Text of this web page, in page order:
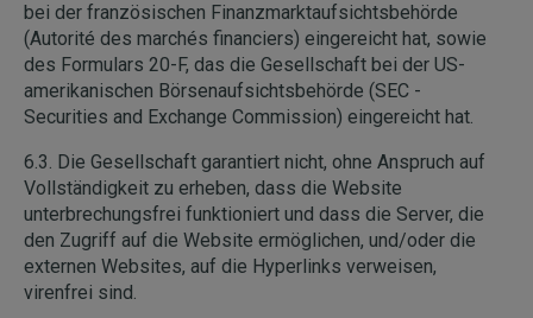
bei der französischen Finanzmarktaufsichtsbehörde
(Autorité des marchés financiers) eingereicht hat, sowie
des Formulars 20-F, das die Gesellschaft bei der US-
amerikanischen Börsenaufsichtsbehörde (SEC -
Securities and Exchange Commission) eingereicht hat.
6.3. Die Gesellschaft garantiert nicht, ohne Anspruch auf
Vollständigkeit zu erheben, dass die Website
unterbrechungsfrei funktioniert und dass die Server, die
den Zugriff auf die Website ermöglichen, und/oder die
externen Websites, auf die Hyperlinks verweisen,
virenfrei sind.